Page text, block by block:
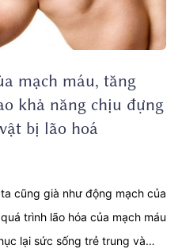
mạch máu, tăng
khả năng chịu đựng
bị lão hoá
cũng già như động mạch của
trình lão hóa của mạch máu
lại sức sống trẻ trung và